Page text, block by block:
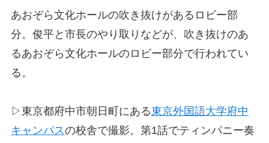
あおぞら文化ホールの吹き抜けがあるロビー部
分。俊平と市長のやり取りなどが、吹き抜けのあ
るあおぞら文化ホールのロビー部分で行われてい
る。
▷東京都府中市朝日町にある東京外国語大学府中
キャンパスの校舎で撮影。第1話でティンパニー奏